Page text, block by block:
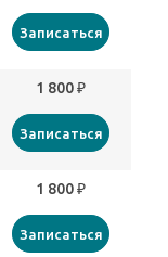
Записаться
1 800 ₽
Записаться
1 800 ₽
Записаться